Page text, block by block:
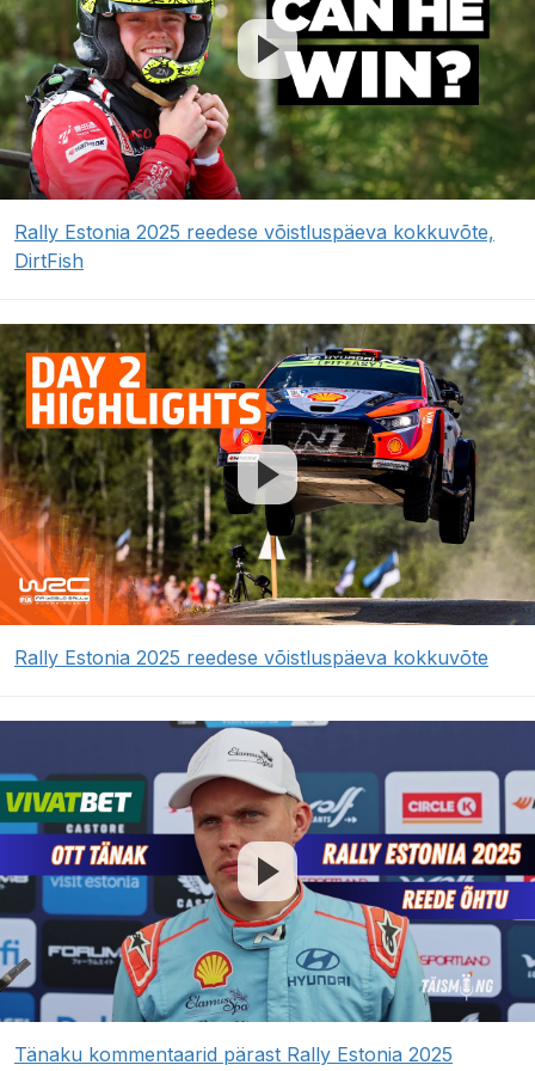
Rally Estonia 2025 reedese võistluspäeva kokkuvõte,
DirtFish
Rally Estonia 2025 reedese võistluspäeva kokkuvõte
Tänaku kommentaarid pärast Rally Estonia 2025